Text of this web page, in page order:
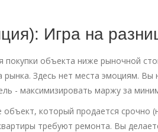
Игра на
покупки объекта ниже рыночной
рынка. Здесь нет места эмоциям. Вы
- максимизировать маржу за
который продается срочно
требуют ремонта. Вы